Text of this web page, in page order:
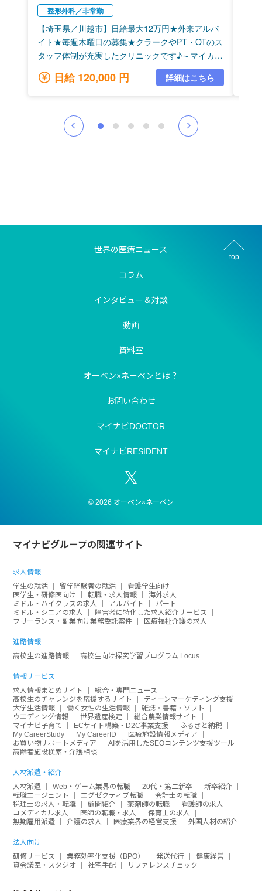
top
世界の医療ニュース
コラム
インタビュー＆対談
動画
資料室
オーベン×ネーベンとは？
お問い合わせ
マイナビDOCTOR
マイナビRESIDENT
© 2026 オーベン×ネーベン
マイナビグループの関連サイト
求人情報
学生の就活
留学経験者の就活
看護学生向け
医学生・研修医向け
転職・求人情報
海外求人
ミドル・ハイクラスの求人
アルバイト
パート
ミドル・シニアの求人
障害者に特化した求人紹介サービス
フリーランス・副業向け業務委託案件
医療福祉介護の求人
進路情報
高校生の進路情報
高校生向け探究学習プログラム Locus
情報サービス
求人情報まとめサイト
総合・専門ニュース
高校生のチャレンジを応援するサイト
ティーンマーケティング支援
大学生活情報
働く女性の生活情報
雑誌・書籍・ソフト
ウエディング情報
世界遺産検定
総合農業情報サイト
マイナビ子育て
ECサイト構築・D2C事業支援
ふるさと納税
My CareerStudy
My CareerID
医療施設情報メディア
お買い物サポートメディア
AIを活用したSEOコンテンツ支援ツール
高齢者施設検索・介護相談
人材派遣・紹介
人材派遣
Web・ゲーム業界の転職 20代・第二新卒
新卒紹介
転職エージェント
エグゼクティブ転職
会計士の転職
税理士の求人・転職
顧問紹介 薬剤師の転職
看護師の求人
コメディカル求人
医師の転職・求人
保育士の求人
無期雇用派遣
介護の求人 医療業界の経営支援 外国人材の紹介
法人向け
研修サービス
業務効率化支援（BPO） 発送代行
健康経営
貸会議室・スタジオ
社宅手配 リファレンスチェック